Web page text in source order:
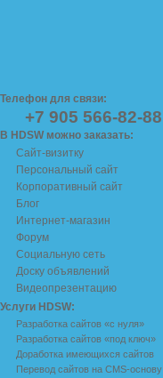
Телефон для связи:
+7 905 566-82-88
В HDSW можно заказать:
Сайт-визитку
Персональный сайт
Корпоративный сайт
Блог
Интернет-магазин
Форум
Социальную сеть
Доску объявлений
Видеопрезентацию
Услуги HDSW:
Разработка сайтов «с нуля»
Разработка сайтов «под ключ»
Доработка имеющихся сайтов
Перевод сайтов на CMS-основу